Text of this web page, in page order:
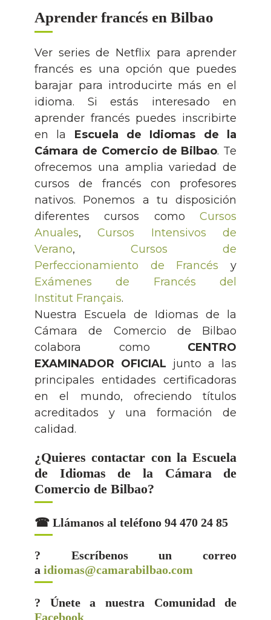
Aprender francés en Bilbao
Ver series de Netflix para aprender
francés es una opción que puedes
barajar para introducirte más en el
idioma. Si estás interesado en
aprender francés puedes inscribirte
en la Escuela de Idiomas de la
Cámara de Comercio de Bilbao. Te
ofrecemos una amplia variedad de
cursos de francés con profesores
nativos. Ponemos a tu disposición
diferentes cursos comoCursos
Anuales,Cursos Intensivos de
Verano, Cursos de
Perfeccionamiento de Francés y
Exámenes de Francés del
Institut Français.
Nuestra Escuela de Idiomas de la
Cámara de Comercio de Bilbao
colabora como CENTRO
EXAMINADOR OFICIAL junto a las
principales entidades certificadoras
en el mundo, ofreciendo títulos
acreditados y una formación de
calidad.
¿Quieres contactar con la Escuela
de Idiomas de la Cámara de
Comercio de Bilbao?
☎ Llámanos al teléfono 94 470 24 85
? Escríbenos un correo
aidiomas@camarabilbao.com
? Únete a nuestra Comunidad de
Facebook